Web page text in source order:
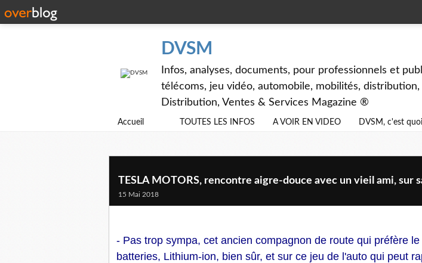
DVSM
Infos, analyses, documents, pour professionnels et
télécoms, jeu vidéo, automobile, mobilités,
Distribution, Ventes & Services Magazine ®
Accueil TOUTES LES INFOS A VOIR EN VIDEO DVSM, c'est
TESLA MOTORS, rencontre aigre-douce avec un vieil ami, sur
15 Mai 2018
- Pas trop sympa, cet ancien compagnon de route qui préfère
batteries, Lithium-ion, bien sûr, et sur ce jeu de l'auto qui peut